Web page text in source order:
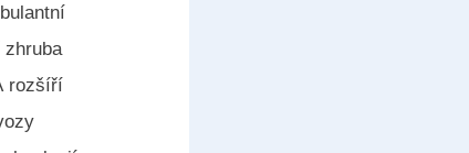
zhruba
rozšíří